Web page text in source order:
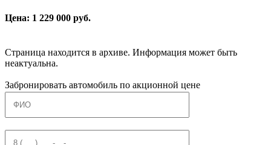
Цена: 1 229 000 руб.
Страница находится в архиве. Информация может быть
неактуальна.
Забронировать автомобиль по акционной цене